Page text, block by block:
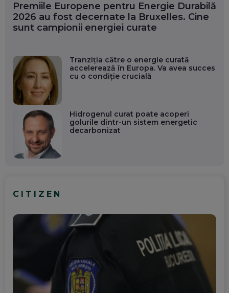
Premiile Europene pentru Energie Durabilă
2026 au fost decernate la Bruxelles. Cine
sunt campionii energiei curate
Tranziția către o energie curată
accelerează în Europa. Va avea succes
cu o condiție crucială
Hidrogenul curat poate acoperi
golurile dintr-un sistem energetic
decarbonizat
CITIZEN